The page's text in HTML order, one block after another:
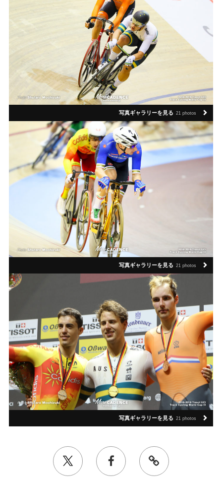
写真ギャラリーを見る 21 photos
写真ギャラリーを見る 21 photos
写真ギャラリーを見る 21 photos